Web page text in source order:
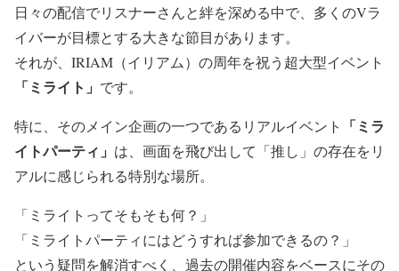
日々の配信でリスナーさんと絆を深める中で、多くのVラ
イバーが目標とする大きな節目があります。
それが、IRIAM（イリアム）の周年を祝う超大型イベント
「ミライト」 です。
特に、そのメイン企画の一つであるリアルイベント
「ミラ
イトパーティ」 は、画面を飛び出して「推し」の存在をリ
アルに感じられる特別な場所。
「ミライトってそもそも何？」
「ミライトパーティにはどうすれば参加できるの？」
という疑問を解消すべく、過去の開催内容をベースにその